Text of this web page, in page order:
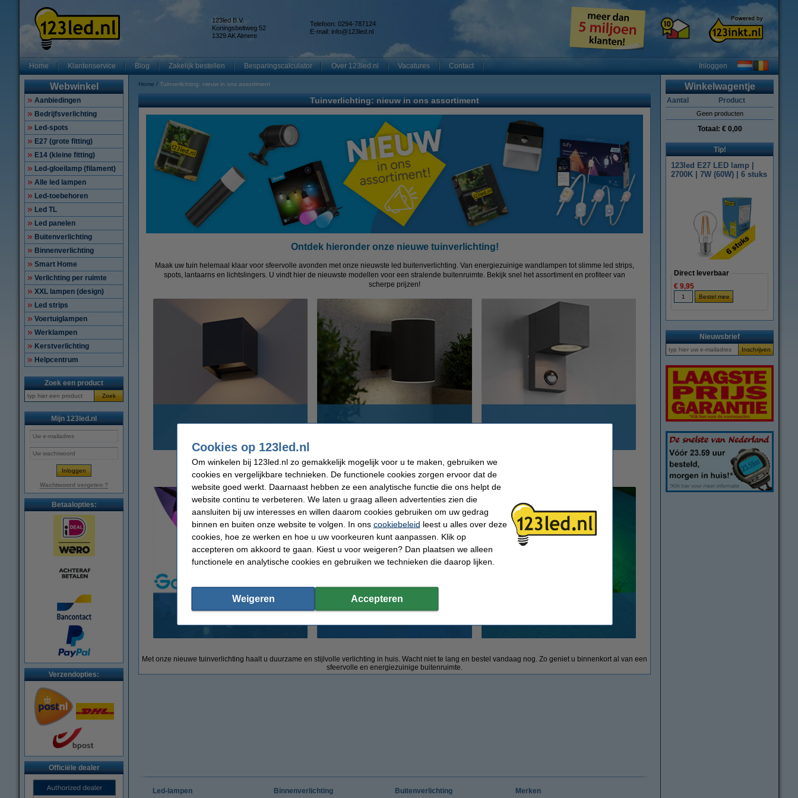
123led B.V.
Koningsbeltweg 52
1329 AK Almere
Telefoon: 0294-787124
E-mail: info@123led.nl
Home Klantenservice Blog Zakelijk bestellen Besparingscalculator Over 123led.nl Vacatures Contact Inloggen
Webwinkel
Aanbiedingen
Bedrijfsverlichting
Led-spots
E27 (grote fitting)
E14 (kleine fitting)
Led-gloeilamp (filament)
Alle led lampen
Led-toebehoren
Led TL
Led panelen
Buitenverlichting
Binnenverlichting
Smart Home
Verlichting per ruimte
XXL lampen (design)
Led strips
Voertuiglampen
Werklampen
Kerstverlichting
Helpcentrum
Zoek een product
Zoek
Mijn 123led.nl
Wachtwoord vergeten ?
Betaalopties:
Verzendopties:
Officiële dealer
Home Tuinverlichting: nieuw in ons assortiment
Tuinverlichting: nieuw in ons assortiment
Ontdek hieronder onze nieuwe tuinverlichting!
Maak uw tuin helemaal klaar voor sfeervolle avonden met onze nieuwste led buitenverlichting. Van energiezuinige wandlampen tot slimme led strips,
spots, lantaarns en lichtslingers. U vindt hier de nieuwste modellen voor een stralende buitenruimte. Bekijk snel het assortiment en profiteer van
scherpe prijzen!
Slimme verlichting voor buiten
Met onze nieuwe tuinverlichting haalt u duurzame en stijlvolle verlichting in huis. Wacht niet te lang en bestel vandaag nog. Zo geniet u binnenkort al van een
sfeervolle en energiezuinige buitenruimte.
Winkelwagentje
Aantal Product
Geen producten
Totaal: € 0,00
Tip!
123led E27 LED lamp |
2700K | 7W (60W) | 6 stuks
Direct leverbaar
€ 9,95
Nieuwsbrief
Led-lampen Binnenverlichting Buitenverlichting Merken
Cookies op 123led.nl
Om winkelen bij 123led.nl zo gemakkelijk mogelijk voor u te maken, gebruiken we
cookies en vergelijkbare technieken. De functionele cookies zorgen ervoor dat de
website goed werkt. Daarnaast hebben ze een analytische functie die ons helpt de
website continu te verbeteren. We laten u graag alleen advertenties zien die
aansluiten bij uw interesses en willen daarom cookies gebruiken om uw gedrag
binnen en buiten onze website te volgen. In ons cookiebeleid leest u alles over deze
cookies, hoe ze werken en hoe u uw voorkeuren kunt aanpassen. Klik op
accepteren om akkoord te gaan. Kiest u voor weigeren? Dan plaatsen we alleen
functionele en analytische cookies en gebruiken we technieken die daarop lijken.
Weigeren Accepteren